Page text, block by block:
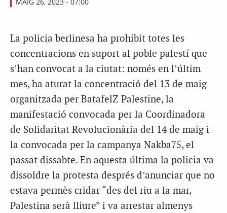
MAIG 26, 2023 - 07:00
La policia berlinesa ha prohibit totes les
concentracions en suport al poble palestí que
s’han convocat a la ciutat: només en l’últim
mes, ha aturat la concentració del 13 de maig
organitzada per BatafelZ Palestine, la
manifestació convocada per la Coordinadora
de Solidaritat Revolucionària del 14 de maig i
la convocada per la campanya Nakba75, el
passat dissabte. En aquesta última la policia va
dissoldre la protesta després d’anunciar que no
estava permès cridar “des del riu a la mar,
Palestina serà lliure” i va arrestar almenys